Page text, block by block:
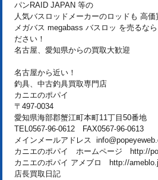
パンRAID JAPAN 等の
人気バスロッドメーカーのロッドも 高価
メガバス megabass バスロッ を売るな
ださい！
名古屋、愛知県からの買取大歓迎
名古屋から近い！
釣具、中古釣具買取専門店
カニエのポパイ
〒497-0034
愛知県海部郡蟹江町本町11丁目50番地
TEL0567-96-0612 FAX0567-96-0613
メインメールアドレス
カニエのポパイ ホームページ http://
カニエのポパイ アメブロ http://
店長買取日記